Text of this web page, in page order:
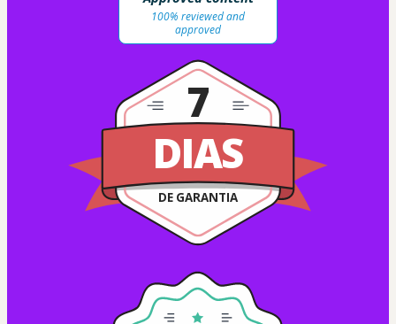
100% reviewed and
approved
DIAS
DE GARANTIA
7